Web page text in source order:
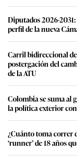
Diputados 2026-
perfil de la nueva
Carril bidireccional
postergación del
de la ATU
Colombia se suma al
la política exterior
¿Cuánto toma correr
‘runner’ de 18 años